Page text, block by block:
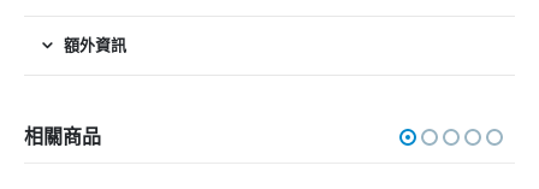
額外資訊
相關商品